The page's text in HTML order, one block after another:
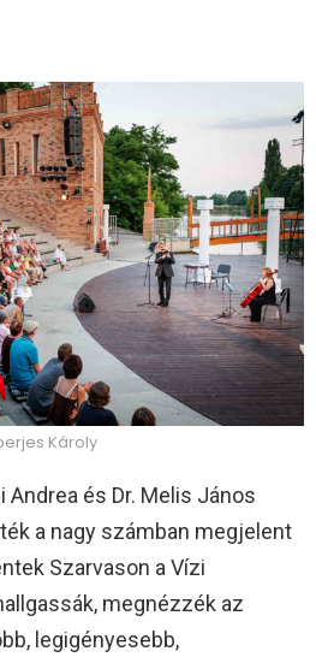
Károly
és Dr. Melis János
a nagy számban megjelent
Szarvason a Vízi
megnézzék az
legigényesebb,